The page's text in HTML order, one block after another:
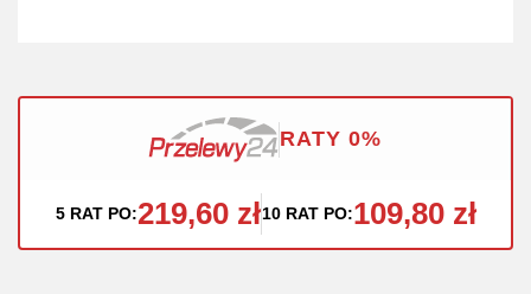
RATY 0%
5 RAT PO:219,60 zł10 RAT PO:109,80 zł